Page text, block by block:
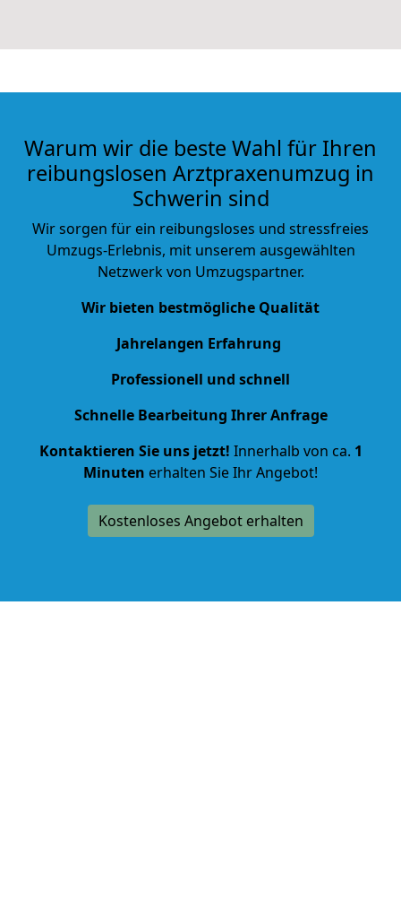
Warum wir die beste Wahl für Ihren
reibungslosen Arztpraxenumzug in
Schwerin sind
Wir sorgen für ein reibungsloses und stressfreies
Umzugs-Erlebnis, mit unserem ausgewählten
Netzwerk von Umzugspartner.
Wir bieten bestmögliche Qualität
Jahrelangen Erfahrung
Professionell und schnell
Schnelle Bearbeitung Ihrer Anfrage
Kontaktieren Sie uns jetzt! Innerhalb von ca. 1
Minuten erhalten Sie Ihr Angebot!
Kostenloses Angebot erhalten